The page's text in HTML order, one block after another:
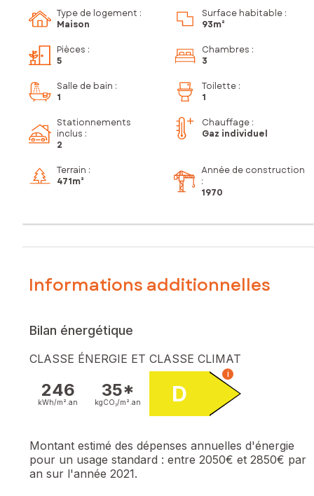
Type de logement :
Maison
Surface habitable :
93m²
Pièces :
5
Chambres :
3
Salle de bain :
1
Toilette :
1
Stationnements
inclus :
2
Chauffage :
Gaz individuel
Terrain :
471m²
Année de construction
:
1970
Informations additionnelles
Bilan énergétique
CLASSE ÉNERGIE ET CLASSE CLIMAT
246
kWh/m². an
35*
kgCO₂/m². an D
i
Montant estimé des dépenses annuelles d'énergie
pour un usage standard : entre 2050€ et 2850€ par
an sur l'année 2021.